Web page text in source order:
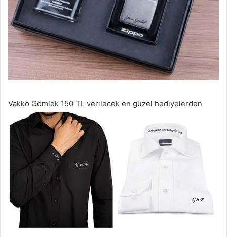
Vakko Gömlek 150 TL verilecek en güzel hediyelerden